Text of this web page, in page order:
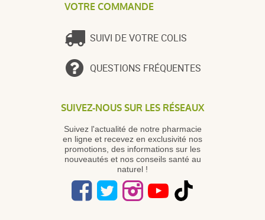
VOTRE COMMANDE
SUIVI DE VOTRE COLIS
QUESTIONS FRÉQUENTES
SUIVEZ-NOUS SUR LES RÉSEAUX
Suivez l'actualité de notre pharmacie
en ligne et recevez en exclusivité nos
promotions, des informations sur les
nouveautés et nos conseils santé au
naturel !